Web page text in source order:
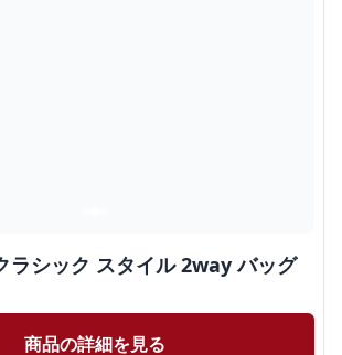
ラシック スタイル 2way バッグ
商品の詳細を見る